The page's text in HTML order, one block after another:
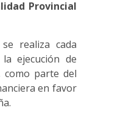
Provincial
realiza cada
ejecución de
como parte del
en favor